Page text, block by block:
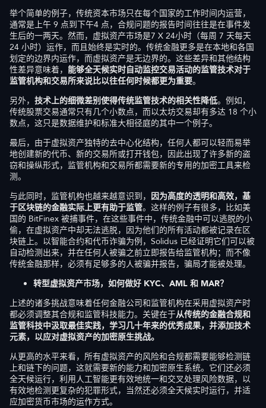
举个简单的例子，传统资本市场只在每个国家的工作时间内运营，
通常是上午 9 点到下午4 点，合规问题的报告时间往往是在事件发
生后的一两天。然而，虚拟资产市场是7 X 24小时（每周 7 天每天
24 小时）运作，而且始终是实时的。传统金融更多是在本地和各国
划定的边界内运作，而虚拟资产是无边界的。这些差异和其他结构
性差异意味着， 能够全天候实时自动监控交易活动的监管技术对于
监管机构和交易所来说比以往任何时候都更为重要。
另外， 技术上的细微差别使得传统监管技术的相关性降低。例如，
传统股票交易通常只有几个小数点，而以太坊交易却有多达 18 个小
数点，这只是数据维护和标准大相径庭的其中一个例子。
最后，由于虚拟资产独特的去中心化结构，任何人都可以轻而易举
地创建新的代币、新的交易所或打开钱包，因此出现了许多新的盗
窃和操纵形式，监管机构和交易所都需要新的专用的加密工具来检
测。
与此同时，监管机构也越来越意识到， 因为高度的透明和高效， 基
于区块链的金融实际上更有助于监管。这样的例子有很多，比如美
国的 BitFinex 被捕事件，在这些事件中，传统金融中可以逃脱的小
偷，在虚拟资产中却无法逃脱，因为他们的所有活动都被记录在区
块链上。以智能合约和代币诈骗为例，Solidus 已经证明它们可以被
自动检测出来，并在任何人被骗之前立即报告给监管机构；而不像
传统金融那样，必须有足够多的人被骗并报告，骗局才能被处理。
转型虚拟资产市场，如何做好 KYC、AML 和 MAR？
上述的诸多挑战意味着任何金融公司和监管机构在采用虚拟资产时
都必须调整其合规和监管科技能力。关键在于从传统的金融合规和
监管科技中汲取最佳实践，学习几十年来的优秀成果，并添加技术
元素，以应对虚拟资产的加密原生挑战。
从更高的水平来看，所有虚拟资产的风险和合规都需要能够检测链
上和链下的问题，这就需要新的能力和加密原生系统。它们还必须
全天候运行，利用人工智能更有效地统一和交叉处理风险数据，以
有效地检测更复杂的犯罪形式，当然还必须全天候实时运行，并适
应加密货币市场的运作方式。